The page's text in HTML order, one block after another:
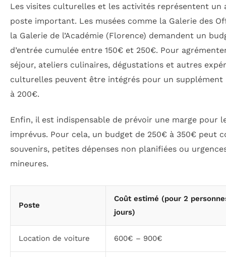
Les visites culturelles et les activités représentent un
poste important. Les musées comme la Galerie des
la Galerie de l’Académie (Florence) demandent un
d’entrée cumulée entre 150€ et 250€. Pour
séjour, ateliers culinaires, dégustations et autres
culturelles peuvent être intégrés pour un supplément
à 200€.
Enfin, il est indispensable de prévoir une marge pour
imprévus. Pour cela, un budget de 250€ à 350€ peut
souvenirs, petites dépenses non planifiées ou
mineures.
Poste
Coût estimé (pour 2
jours)
Location de voiture 600€ – 900€